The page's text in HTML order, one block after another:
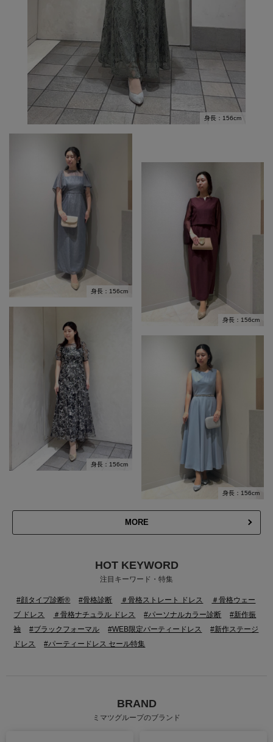
身長：156cm
身長：156cm
身長：156cm
身長：156cm
身長：156cm
MORE
HOT KEYWORD
注目キーワード・特集
#顔タイプ診断® #骨格診断 ＃骨格ストレート ドレス
＃骨格ウェー
ブ ドレス
＃骨格ナチュラル ドレス #パーソナルカラー診断
#新作振
袖
#ブラックフォーマル #WEB限定パーティードレス
#新作ステージ
ドレス
#パーティードレス セール特集
BRAND
ミマツグループのブランド